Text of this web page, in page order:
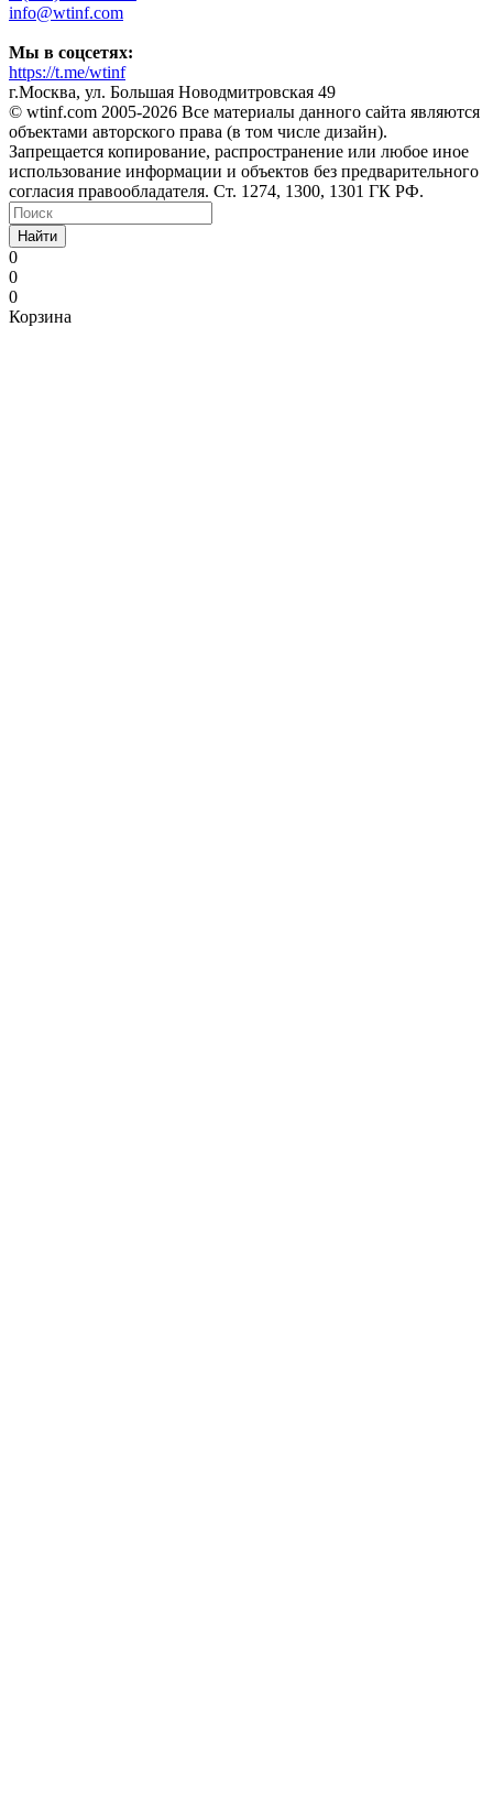
info@wtinf.com
Мы в соцсетях:
https://t.me/wtinf
г.Москва, ул. Большая Новодмитровская 49
©️ wtinf.com 2005-2026 Все материалы данного сайта являются
объектами авторского права (в том числе дизайн).
Запрещается копирование, распространение или любое иное
использование информации и объектов без предварительного
согласия правообладателя. Ст. 1274, 1300, 1301 ГК РФ.
Найти
0
0
0
Корзина